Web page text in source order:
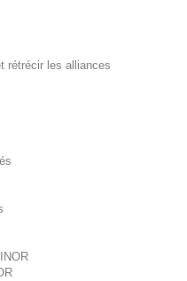
rétrécir les alliances